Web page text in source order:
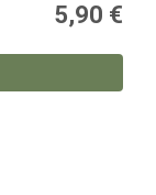
5,90 €